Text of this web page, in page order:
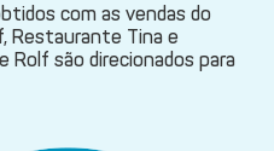
com as vendas do
Restaurante Tina e
Rolf são direcionados para